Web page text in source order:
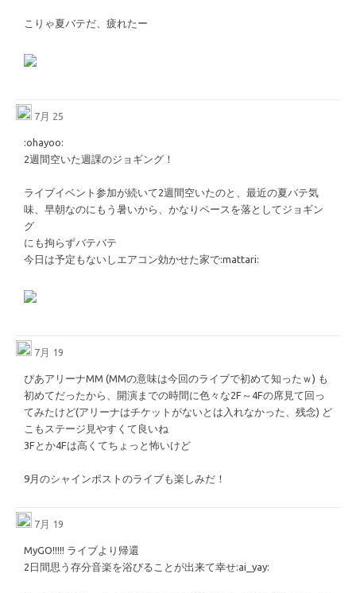
こりゃ夏バテだ、疲れたー
7月 25
​:ohayoo:​
2週間空いた週課のジョギング！
ライブイベント参加が続いて2週間空いたのと、最近の夏バテ気
味、早朝なのにもう暑いから、かなりペースを落としてジョギン
グ
にも拘らずバテバテ
今日は予定もないしエアコン効かせた家で​:mattari:​
7月 19
ぴあアリーナMM (MMの意味は今回のライブで初めて知ったｗ) も
初めてだったから、開演までの時間に色々な2F～4Fの席見て回っ
てみたけど(アリーナはチケットがないとは入れなかった、残念) ど
こもステージ見やすくて良いね
3Fとか4Fは高くてちょっと怖いけど
9月のシャインポストのライブも楽しみだ！
7月 19
MyGO!!!!! ライブより帰還
2日間思う存分音楽を浴びることが出来て幸せ​:ai_yay:​